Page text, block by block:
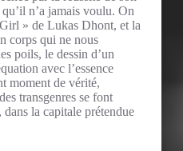
n’a jamais voulu. On
» de Lukas Dhont, et la
corps qui ne nous
poils, le dessin d’un
avec l’essence
moment de vérité,
transgenres se font
dans la capitale prétendue